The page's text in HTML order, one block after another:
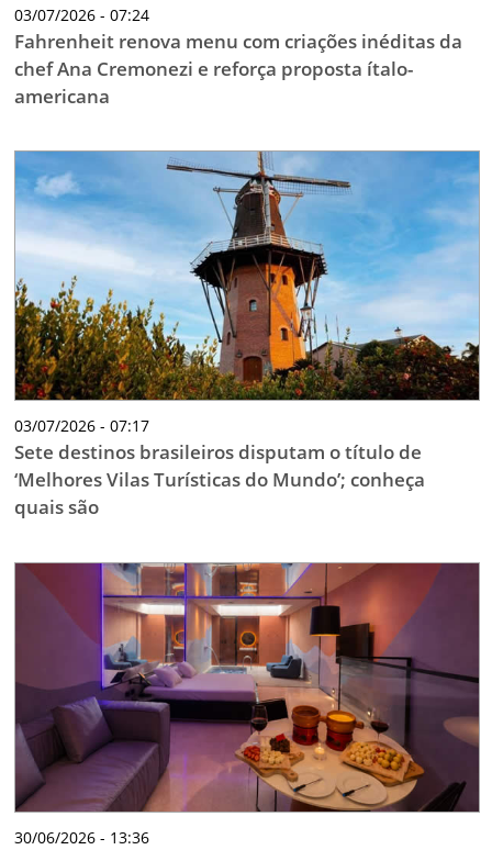
03/07/2026 - 07:24
Fahrenheit renova menu com criações inéditas da
chef Ana Cremonezi e reforça proposta ítalo-
americana
03/07/2026 - 07:17
Sete destinos brasileiros disputam o título de
‘Melhores Vilas Turísticas do Mundo’; conheça
quais são
30/06/2026 - 13:36